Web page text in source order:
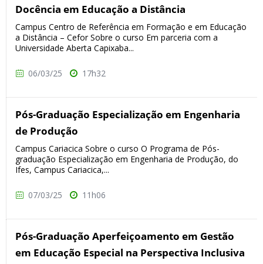
Docência em Educação a Distância
Campus Centro de Referência em Formação e em Educação
a Distância – Cefor Sobre o curso Em parceria com a
Universidade Aberta Capixaba...
06/03/25 17h32
Pós-Graduação Especialização em Engenharia
de Produção
Campus Cariacica Sobre o curso O Programa de Pós-
graduação Especialização em Engenharia de Produção, do
Ifes, Campus Cariacica,...
07/03/25 11h06
Pós-Graduação Aperfeiçoamento em Gestão
em Educação Especial na Perspectiva Inclusiva